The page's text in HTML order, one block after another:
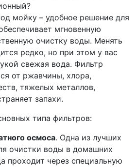
мойку – удобное решение для
мгновенную
очистку воды. Менять
редко, но при этом у вас
свежая вода. Фильтр
от ржавчины, хлора,
тяжелых металлов,
запахи.
типа фильтров:
осмоса. Одна из лучших
очистки воды в домашних
проходит через специальную